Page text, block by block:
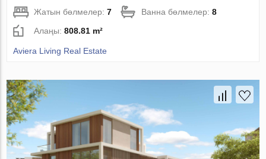
Жатын бөлмелер:7 Ванна бөлмелер:8
Алаңы:808.81 m²
Aviera Living Real Estate